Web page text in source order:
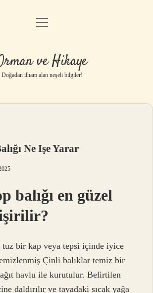
Anasayfa
Yasal Uyarı
menüyü
ve Hikaye
Doğadan ilham alan neşeli bilgiler!
Ne Işe Yarar
balığı en güzel
tuz bir kap veya tepsi içinde iyice
Çinli balıklar temiz bir
havlu ile kurutulur. Belirtilen
daldırılır ve tavadaki sıcak yağa